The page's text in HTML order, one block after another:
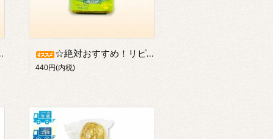
☆絶対おすすめ！リピーター続出☆／《吉香居》素青椒（スーチンジャオ：240g入り）／青唐辛子の食べるラー油／※常温または冷蔵発送可【瓶物のため冷凍不可】
440円(内税)